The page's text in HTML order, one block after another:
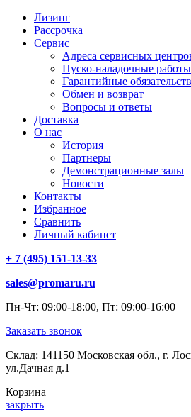
Лизинг
Рассрочка
Сервис
Адреса сервисных
Пуско-наладочные работы
Гарантийные
Обмен и возврат
Вопросы и ответы
Доставка
О нас
История
Партнеры
Демонстрационные залы
Новости
Контакты
Избранное
Сравнить
Личный кабинет
+ 7 (495) 151-13-33
sales@promaru.ru
Пн-Чт: 09:00-18:00, Пт: 09:00-16:00
Заказать звонок
Склад: 141150 Московская обл., г.
ул.Дачная д.1
Корзина
закрыть